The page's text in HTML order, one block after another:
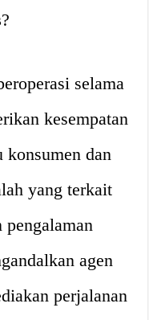
?
selama
kesempatan
dan
yang terkait
pengalaman
agen
perjalanan